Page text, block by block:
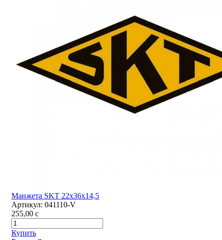
Манжета SKT 22х36х14,5
Артикул: 041110-V
255,00 c
Купить